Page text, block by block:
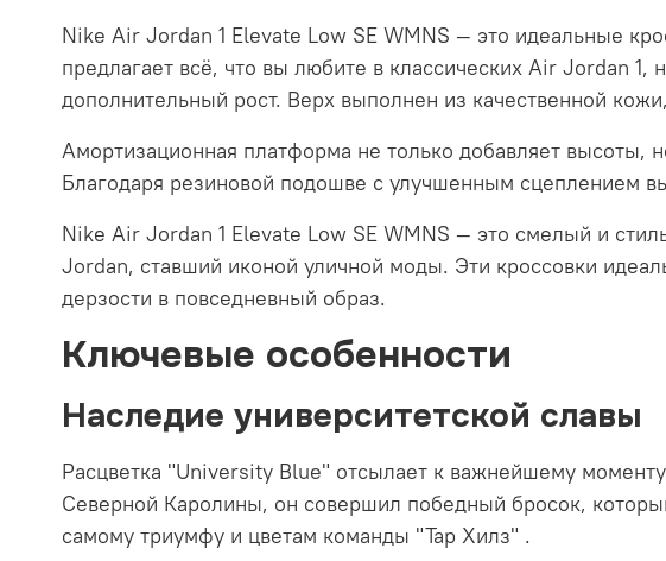
Nike Air Jordan 1 Elevate Low SE WMNS — это идеальные
предлагает всё, что вы любите в классических Air Jordan
дополнительный рост. Верх выполнен из качественной
Амортизационная платформа не только добавляет высоты,
Благодаря резиновой подошве с улучшенным сцеплением
Nike Air Jordan 1 Elevate Low SE WMNS — это смелый и
Jordan, ставший иконой уличной моды. Эти кроссовки
дерзости в повседневный образ.
Ключевые особенности
Наследие университетской славы
Расцветка "University Blue" отсылает к важнейшему
Северной Каролины, он совершил победный бросок,
самому триумфу и цветам команды "Тар Хилз" .